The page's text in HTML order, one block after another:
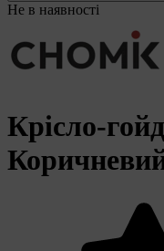
Не в наявності
Крісло-